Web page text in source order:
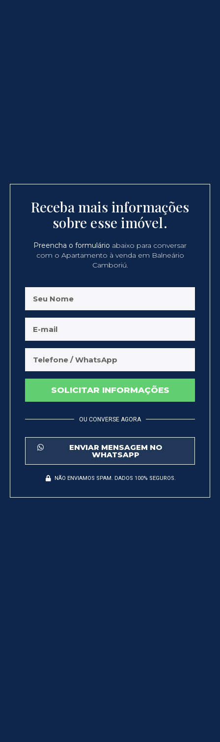
Receba mais informações
sobre esse imóvel.
Preencha o formulário abaixo para conversar
com o Apartamento à venda em Balneário
Camboriú.
SOLICITAR INFORMAÇÕES
OU CONVERSE AGORA
ENVIAR MENSAGEM NO
WHATSAPP
NÃO ENVIAMOS SPAM. DADOS 100% SEGUROS.